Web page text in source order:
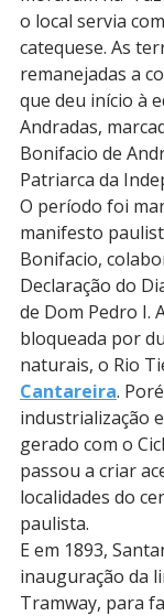
o local servia
catequese. As
remanejadas a
que deu início à
Andradas,
Bonifacio de
Patriarca da
O período foi
manifesto
Bonifacio,
Declaração do
de Dom Pedro I.
bloqueada por
naturais, o Rio
Cantareira.
industrialização
gerado com o
passou a criar
localidades do
paulista.
E em 1893,
inauguração da
Tramway, para